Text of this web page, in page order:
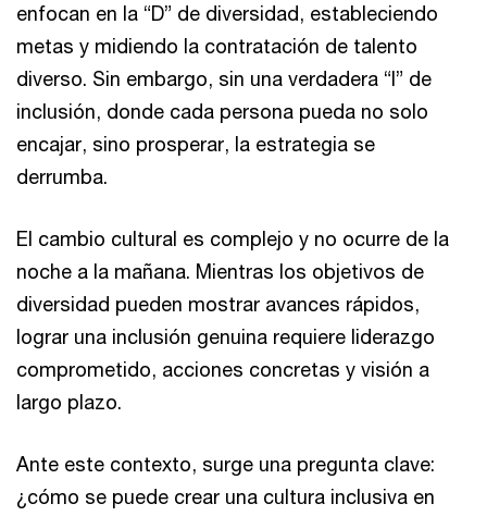
enfocan en la “D” de diversidad, estableciendo
metas y midiendo la contratación de talento
diverso. Sin embargo, sin una verdadera “I” de
inclusión, donde cada persona pueda no solo
encajar, sino prosperar, la estrategia se
derrumba.
El cambio cultural es complejo y no ocurre de la
noche a la mañana. Mientras los objetivos de
diversidad pueden mostrar avances rápidos,
lograr una inclusión genuina requiere liderazgo
comprometido, acciones concretas y visión a
largo plazo.
Ante este contexto, surge una pregunta clave:
¿cómo se puede crear una cultura inclusiva en